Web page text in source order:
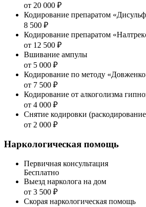
от 20 000 ₽
Кодирование препаратом
8 500 ₽
Кодирование препаратом
от 12 500 ₽
Вшивание ампулы
от 5 000 ₽
Кодирование по методу
от 7 500 ₽
Кодирование от алкоголизма
от 4 000 ₽
Снятие кодировки
от 2 000 ₽
Наркологическая помощь
Первичная консультация
Бесплатно
Выезд нарколога на дом
от 3 500 ₽
Скорая наркологическая помощь